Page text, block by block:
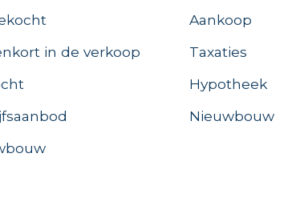
in de verkoop
Aankoop
Taxaties
Hypotheek
Nieuwbouw